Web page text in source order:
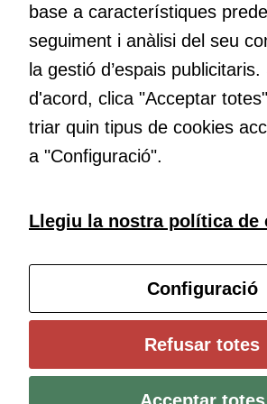
Educació
transformació. Volem contribuir a millorar-
metodologies docents actives i ambients
dinàmics.
Subscriu-te al butlletí
Configura les
Universitat de Girona
Política de cookies
Avís legal i protecció
base a característiques
seguiment i anàlisi del seu
la gestió d’espais
d'acord, clica "Acceptar
triar quin tipus de cookies
a "Configuració".
Llegiu la nostra política de
Configuració
Refusar totes
del
amb
bé